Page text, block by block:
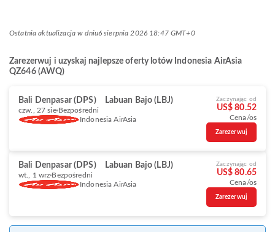
Ostatnia aktualizacja w dniu6 sierpnia 2026 18:47 GMT+0
Zarezerwuj i uzyskaj najlepsze oferty lotów Indonesia AirAsia
QZ646 (AWQ)
Bali Denpasar (DPS) Labuan Bajo (LBJ)
czw., 27 sie Bezpośredni
Indonesia AirAsia
Zaczynając od
US$ 80.52
Cena/os
Zarezerwuj
Bali Denpasar (DPS) Labuan Bajo (LBJ)
wt., 1 wrz Bezpośredni
Indonesia AirAsia
Zaczynając od
US$ 80.65
Cena/os
Zarezerwuj